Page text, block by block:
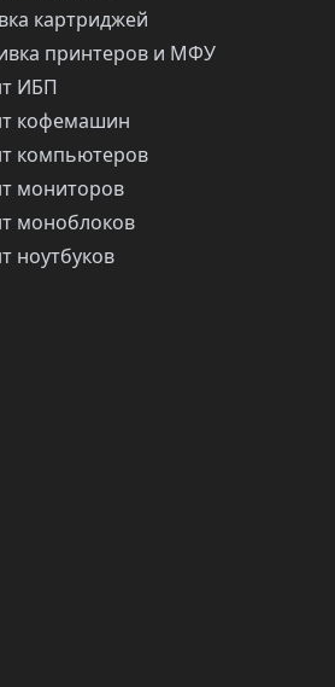
картриджей
принтеров и МФУ
ИБП
кофемашин
компьютеров
мониторов
моноблоков
ноутбуков